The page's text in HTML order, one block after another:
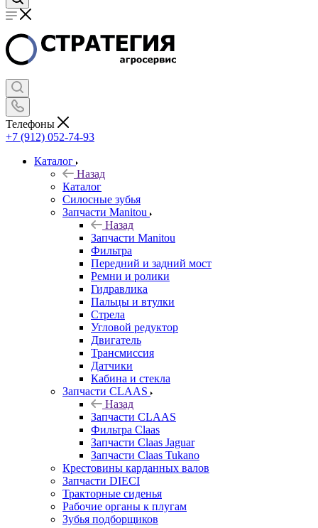
Телефоны
+7 (912) 052-74-93
Каталог
Назад
Каталог
Cилосные зубья
Запчасти Manitou
Назад
Запчасти Manitou
Фильтра
Передний и задний мост
Ремни и ролики
Гидравлика
Пальцы и втулки
Стрела
Угловой редуктор
Двигатель
Трансмиссия
Датчики
Кабина и стекла
Запчасти CLAAS
Назад
Запчасти CLAAS
Фильтра Claas
Запчасти Claas Jaguar
Запчасти Claas Tukano
Крестовины карданных валов
Запчасти DIECI
Тракторные сиденья
Рабочие органы к плугам
Зубья подборщиков